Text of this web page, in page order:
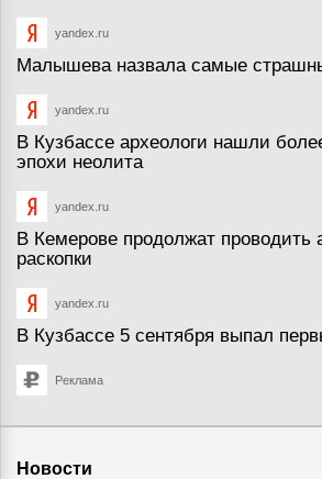
yandex.ru
Малышева назвала самые
yandex.ru
В Кузбассе археологи нашли
эпохи неолита
yandex.ru
В Кемерове продолжат проводить
раскопки
yandex.ru
В Кузбассе 5 сентября выпал
Реклама
Новости